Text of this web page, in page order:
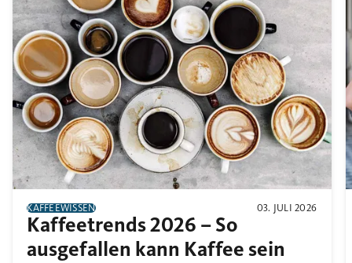
KAFFEEWISSEN 03. JULI 2026
Kaffeetrends 2026 – So
ausgefallen kann Kaffee sein